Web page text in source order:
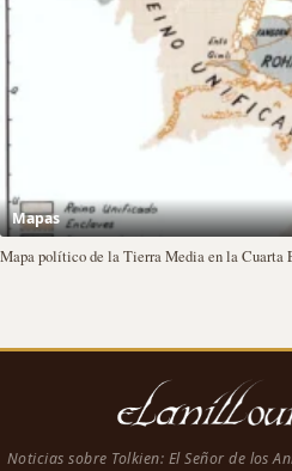
Mapas
Mapa político de la Tierra Media en la Cuarta
Noticias sobre Tolkien: El Señor de los